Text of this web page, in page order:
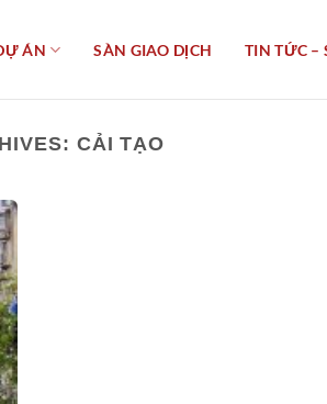
ÁN SÀN GIAO DỊCH TIN TỨC –
CẢI TẠO